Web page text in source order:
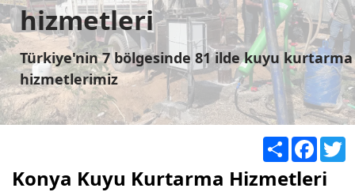
hizmetleri
Türkiye'nin 7 bölgesinde 81 ilde kuyu kurtarma
hizmetlerimiz
Konya Kuyu Kurtarma Hizmetleri
Share